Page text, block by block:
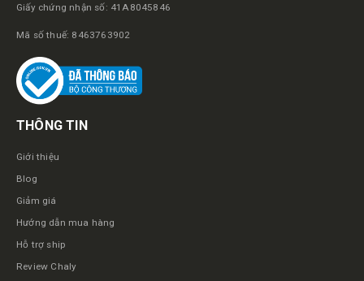
Giấy chứng nhận số: 41A8045846
Mã số thuế: 8463763902
THÔNG TIN
Giới thiệu
Blog
Giảm giá
Hướng dẫn mua hàng
Hỗ trợ ship
Review Chaly